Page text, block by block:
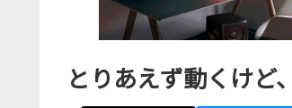
とりあえず動くけど